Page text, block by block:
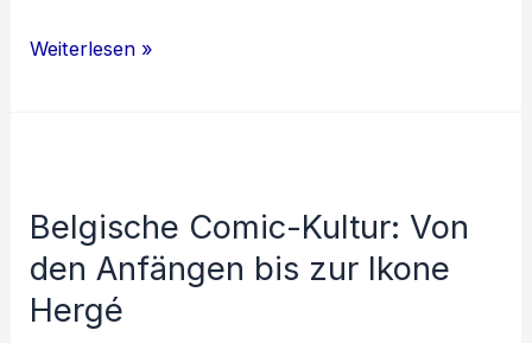
Der
Comic-
Kultur
Weiterlesen »
Belgische Comic-Kultur: Von
den Anfängen bis zur Ikone
Hergé